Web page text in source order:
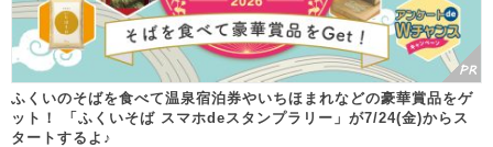
ふくいのそばを食べて温泉宿泊券やいちほまれなどの豪華賞品をゲ
ット！ 「ふくいそば スマホdeスタンプラリー」が7/24(金)からス
タートするよ♪